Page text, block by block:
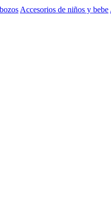
Accesorios de niños y bebe